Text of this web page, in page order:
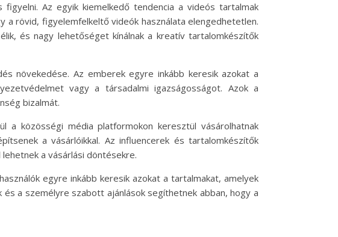
Az egyik kiemelkedő tendencia a videós tartalmak
a rövid, figyelemfelkeltő videók használata elengedhetetlen.
és nagy lehetőséget kínálnak a kreatív tartalomkészítők
növekedése. Az emberek egyre inkább keresik azokat a
vagy a társadalmi igazságosságot. Azok a
bizalmát.
a közösségi média platformokon keresztül vásárolhatnak
a vásárlóikkal. Az influencerek és tartalomkészítők
a vásárlási döntésekre.
egyre inkább keresik azokat a tartalmakat, amelyek
a személyre szabott ajánlások segíthetnek abban, hogy a